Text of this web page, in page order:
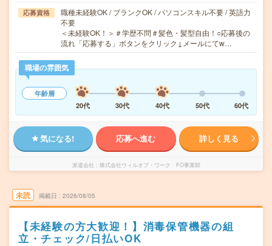
応募資格
職種未経験OK / ブランクOK / パソコンスキル不要 / 英語力
不要
＜未経験OK！＞＃学歴不問＃髪色・髪型自由！○応募後の
流れ「応募する」ボタンをクリック↓メールにてw…
職場の雰囲気
年齢層
20代
30代 40代 50代 60代
気になる! 応募へ進む 詳しく見る
派遣会社 株式会社ウィルオブ・ワーク FO事業部
未読 掲載日 2026/08/05
【未経験の方大歓迎！】消毒保管機器の組
立・チェック/日払いOK